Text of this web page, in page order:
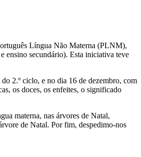
Língua Não Materna (PLNM),
ensino secundário). Esta iniciativa teve
2.º ciclo, e no dia 16 de dezembro, com
os doces, os enfeites, o significado
materna, nas árvores de Natal,
de Natal. Por fim, despedimo-nos